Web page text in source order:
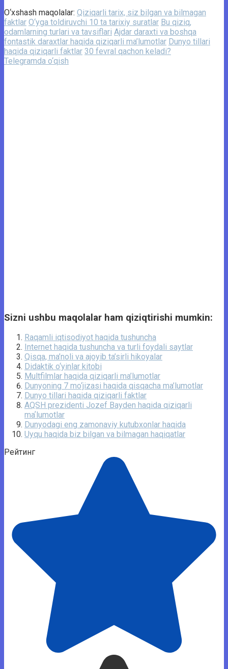
O‘xshash maqolalar: Qiziqarli tarix, siz bilgan va bilmagan
faktlar O‘yga toldiruvchi 10 ta tarixiy suratlar Bu qiziq,
odamlarning turlari va tavsiflari Ajdar daraxti va boshqa
fontastik daraxtlar haqida qiziqarli ma’lumotlar Dunyo tillari
haqida qiziqarli faktlar 30 fevral qachon keladi?
Telegramda o‘qish
Sizni ushbu maqolalar ham qiziqtirishi mumkin:
Raqamli iqtisodiyot haqida tushuncha
Internet haqida tushuncha va turli foydali saytlar
Qisqa, ma’noli va ajoyib ta’sirli hikoyalar
Didaktik o‘yinlar kitobi
Multfilmlar haqida qiziqarli ma’lumotlar
Dunyoning 7 mo‘jizasi haqida qisqacha ma’lumotlar
Dunyo tillari haqida qiziqarli faktlar
AQSH prezidenti Jozef Bayden haqida qiziqarli
maʼlumotlar
Dunyodagi eng zamonaviy kutubxonlar haqida
Uyqu haqida biz bilgan va bilmagan haqiqatlar
Рейтинг